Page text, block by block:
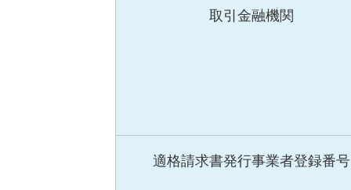
取引金融機関
適格請求書発行事業者登録番号